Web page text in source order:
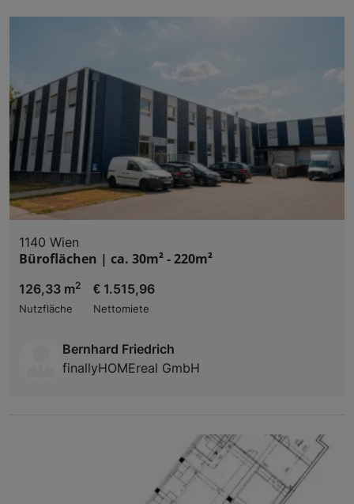
1140 Wien
Büroflächen | ca. 30m² - 220m²
126,33 m2
Nutzfläche
€ 1.515,96
Nettomiete
Bernhard Friedrich
finallyHOMEreal GmbH